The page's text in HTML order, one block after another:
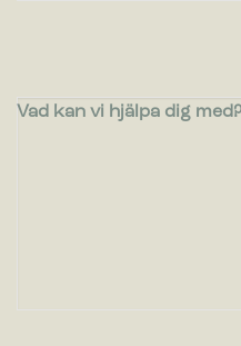
Vad kan vi hjälpa dig med?